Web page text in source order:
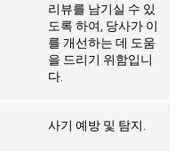
리뷰를 남기실 수 있
도록 하여, 당사가 이
를 개선하는 데 도움
을 드리기 위함입니
다.
사기 예방 및 탐지.